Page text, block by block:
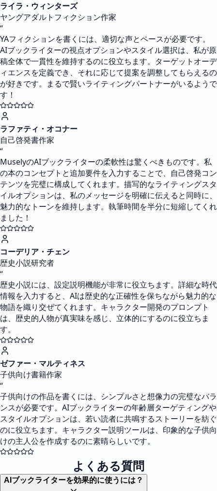
ライラ・ウィンターズ
ヤングアダルトフィクション作家
“
YAフィクションを書くには、適切な声とペースが必要です。
AIブックライターの視点オプションやスタイル選択は、私が原
稿全体で一貫性を維持するのに役立ちます。ターゲットオーデ
ィエンスを定義でき、それに応じて提案を調整してもらえるの
が好きです。まるで賢いライティングパートナーがいるようで
す！
ラファティ・オコナー
自己啓発書作家
“
MuselyのAIブックライターの柔軟性は驚くべきものです。私
の本のコンセプトと追加要件を入力することで、自己啓発コン
テンツを完璧に構成してくれます。描写的なライティングスタ
イルオプションは、私のメッセージを明確に伝えると同時に、
魅力的なトーンを維持します。執筆時間を半分に短縮してくれ
ました！
コーデリア・チェン
歴史小説研究者
“
歴史小説には、設定説明機能が非常に役立ちます。詳細な時代
情報を入力すると、AIは歴史的な正確性を保ちながら魅力的な
物語を織り交ぜてくれます。キャラクター開発のプロンプト
は、歴史的人物が真実味を感じ、立体的にするのに役立ちま
す。
ゼファー・マルティネス
子供向け書籍作家
“
子供向けの作品を書くには、シンプルさと想像力の完璧なバラ
ンスが必要です。AIブックライターの年齢層ターゲティングや
スタイルオプションは、若い読者に共鳴するストーリーを紡ぐ
のに役立ちます。キャラクター説明ツールは、印象的な子供向
けの主人公を作成するのに素晴らしいです。
よくある質問
AIブックライターを効果的に使うには？